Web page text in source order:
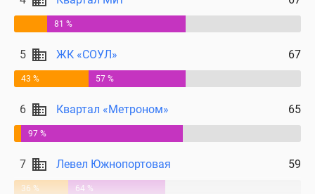
81 %
5 ЖК «СОУЛ» 67
43 % 57 %
6 Квартал «Метроном» 65
97 %
7 Левел Южнопортовая 59
36 % 64 %